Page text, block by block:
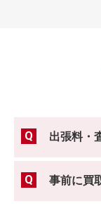
出張料・
事前に買